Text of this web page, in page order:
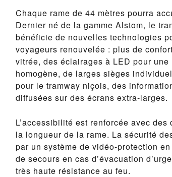
Chaque rame de 44 mètres pourra
Dernier né de la gamme Alstom, le
bénéficie de nouvelles technologies
voyageurs renouvelée : plus de
vitrée, des éclairages à LED pour
homogène, de larges sièges
pour le tramway niçois, des
diffusées sur des écrans extra-larges.
L’accessibilité est renforcée avec
la longueur de la rame. La sécurité
par un système de vidéo-protection
de secours en cas d’évacuation
très haute résistance au feu.